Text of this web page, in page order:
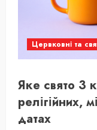
Цервковні та
Яке свято 3
релігійних,
датах